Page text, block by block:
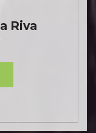
Riva